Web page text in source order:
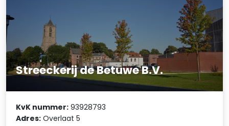
Streeckerij de Betuwe B.V.
KvK nummer: 93928793
Adres: Overlaat 5